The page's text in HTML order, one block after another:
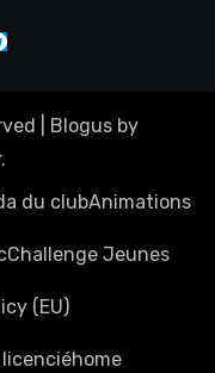
Blogus by
.
du clubAnimations
Challenge Jeunes
(EU)
licenciéhome